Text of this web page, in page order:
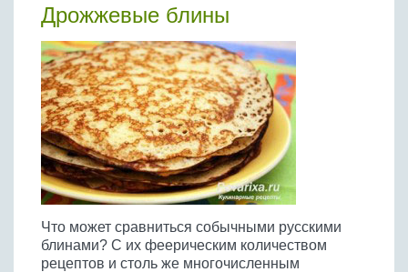
Бобовые
Крупы
Дрожжевые блины
Что может сравниться собычными русскими
блинами? С их феерическим количеством
рецептов и столь же многочисленным